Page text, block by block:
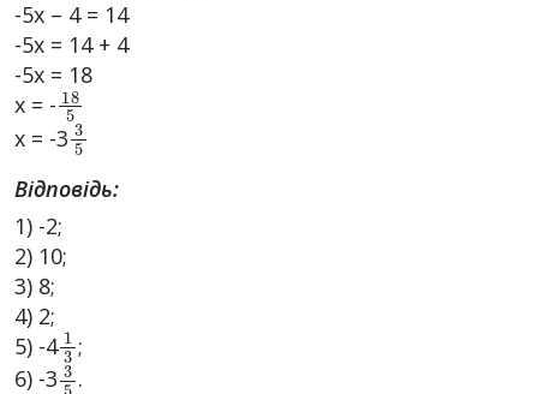
-5х – 4 = 14
-5х = 14 + 4
-5х = 18
x = -185
x = -33
Відповідь:
1) -2;
2) 10;
3) 8;
4) 2;
5) -4 1 ;
6) -335.